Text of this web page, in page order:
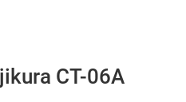
СТ-06А